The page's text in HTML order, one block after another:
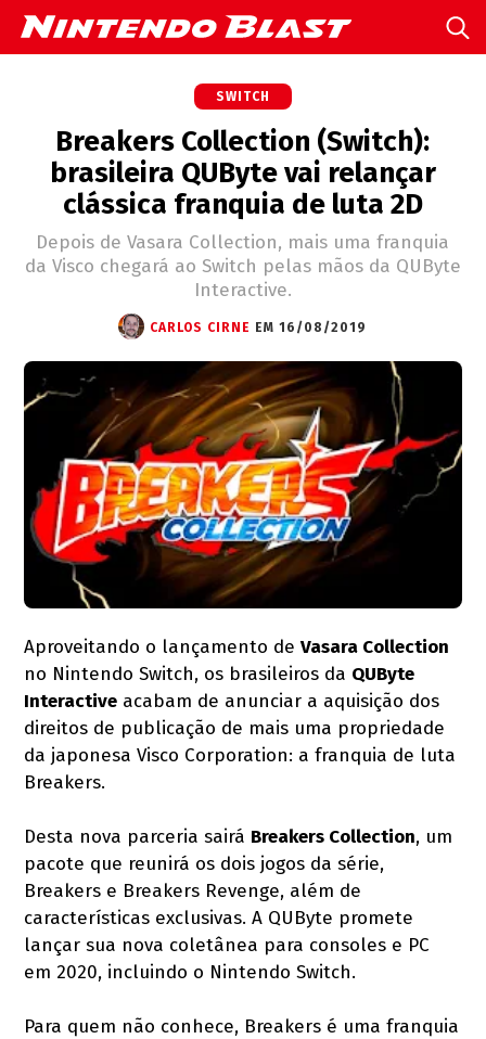
SWITCH
Breakers Collection (Switch):
brasileira QUByte vai relançar
clássica franquia de luta 2D
Depois de Vasara Collection, mais uma franquia
da Visco chegará ao Switch pelas mãos da QUByte
Interactive.
CARLOS CIRNE EM 16/08/2019
Aproveitando o lançamento deVasara Collection
no Nintendo Switch, os brasileiros da QUByte
Interactive acabam de anunciar a aquisição dos
direitos de publicação de mais uma propriedade
da japonesa Visco Corporation: a franquia de luta
Breakers.
Desta nova parceria sairá Breakers Collection, um
pacote que reunirá os dois jogos da série,
Breakers e Breakers Revenge, além de
características exclusivas. A QUByte promete
lançar sua nova coletânea para consoles e PC
em 2020, incluindo o Nintendo Switch.
Para quem não conhece, Breakers é uma franquia